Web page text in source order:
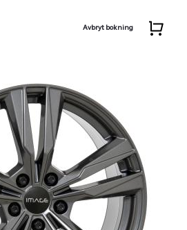
Avbryt bokning